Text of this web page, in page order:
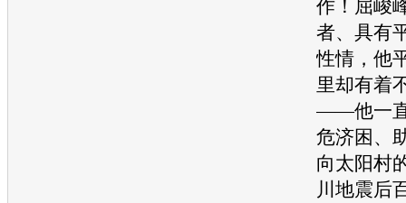
作！屈峻
者、具有
性情，他
里却有着
——他一
危济困、
向太阳村
川 地震后